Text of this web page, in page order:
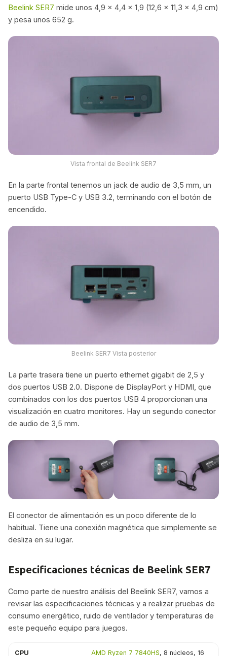
Beelink SER7 mide unos 4,9 x 4,4 x 1,9 (12,6 x 11,3 x 4,9 cm)
y pesa unos 652 g.
Vista frontal de Beelink SER7
En la parte frontal tenemos un jack de audio de 3,5 mm, un
puerto USB Type-C y USB 3.2, terminando con el botón de
encendido.
Beelink SER7 Vista posterior
La parte trasera tiene un puerto ethernet gigabit de 2,5 y
dos puertos USB 2.0. Dispone de DisplayPort y HDMI, que
combinados con los dos puertos USB 4 proporcionan una
visualización en cuatro monitores. Hay un segundo conector
de audio de 3,5 mm.
El conector de alimentación es un poco diferente de lo
habitual. Tiene una conexión magnética que simplemente se
desliza en su lugar.
Especificaciones técnicas de Beelink SER7
Como parte de nuestro análisis del Beelink SER7, vamos a
revisar las especificaciones técnicas y a realizar pruebas de
consumo energético, ruido de ventilador y temperaturas de
este pequeño equipo para juegos.
CPU AMD Ryzen 7 7840HS, 8 núcleos, 16